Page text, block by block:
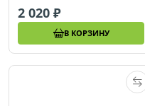
2 020
В КОРЗИНУ